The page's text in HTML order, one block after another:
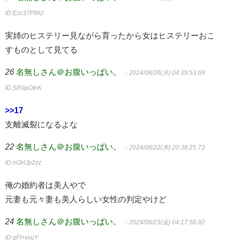
ID:Ezc37PMU
実姉のヒステリー見ながら育ったから女はヒステリーおこ
すものとして見てる
26 名無しさん＠お腹いっぱい。 ：2024/08/26(月) 04:39:53.69
ID:SR9pOtnK
>>17
支離滅裂になるよな
22 名無しさん＠お腹いっぱい。 ：2024/08/22(木) 20:38:25.73
ID:nGHJp2zz
俺の婚約者は美人やで
元妻も元々妻も美人らしい女性の判定やけど
24 名無しさん＠お腹いっぱい。 ：2024/08/23(金) 04:17:58.92
ID:qFI+vxuY